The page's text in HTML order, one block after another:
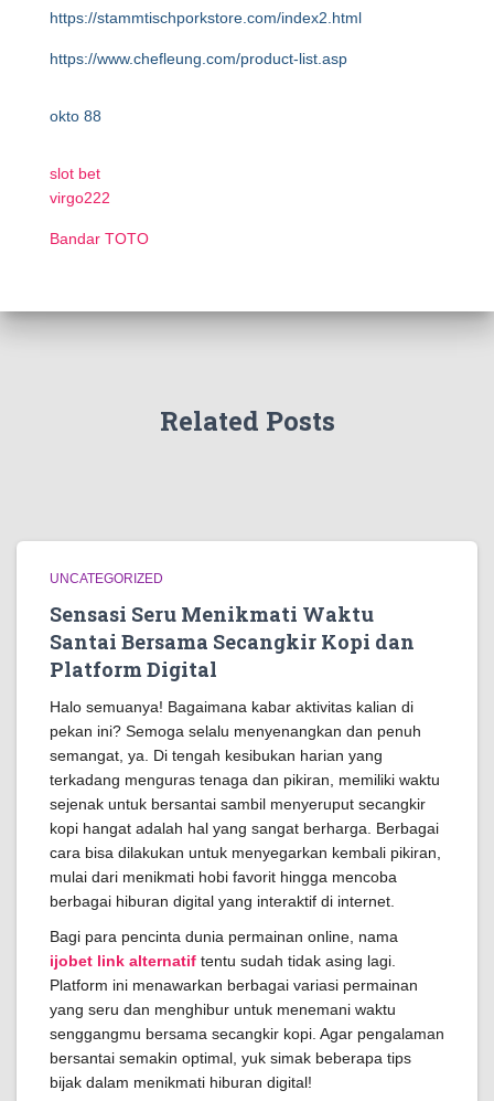
https://stammtischporkstore.com/index2.html
https://www.chefleung.com/product-list.asp
okto 88
slot bet
virgo222
Bandar TOTO
Related Posts
UNCATEGORIZED
Sensasi Seru Menikmati Waktu
Santai Bersama Secangkir Kopi dan
Platform Digital
Halo semuanya! Bagaimana kabar aktivitas kalian di
pekan ini? Semoga selalu menyenangkan dan penuh
semangat, ya. Di tengah kesibukan harian yang
terkadang menguras tenaga dan pikiran, memiliki waktu
sejenak untuk bersantai sambil menyeruput secangkir
kopi hangat adalah hal yang sangat berharga. Berbagai
cara bisa dilakukan untuk menyegarkan kembali pikiran,
mulai dari menikmati hobi favorit hingga mencoba
berbagai hiburan digital yang interaktif di internet.
Bagi para pencinta dunia permainan online, nama
ijobet link alternatif tentu sudah tidak asing lagi.
Platform ini menawarkan berbagai variasi permainan
yang seru dan menghibur untuk menemani waktu
senggangmu bersama secangkir kopi. Agar pengalaman
bersantai semakin optimal, yuk simak beberapa tips
bijak dalam menikmati hiburan digital!